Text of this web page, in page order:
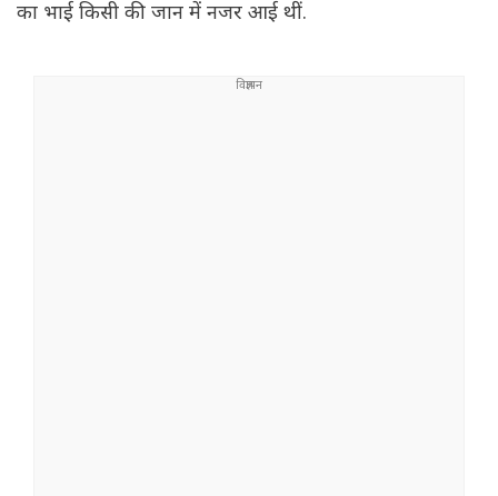
का भाई किसी की जान में नजर आई थीं.